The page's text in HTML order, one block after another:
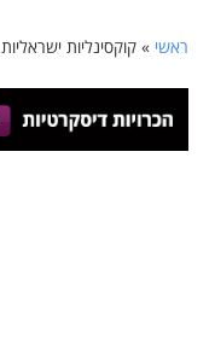
ראשי »קוקסינליות ישראליות